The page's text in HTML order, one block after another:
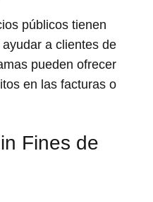
públicos tienen
a clientes de
pueden ofrecer
en las facturas o
Fines de